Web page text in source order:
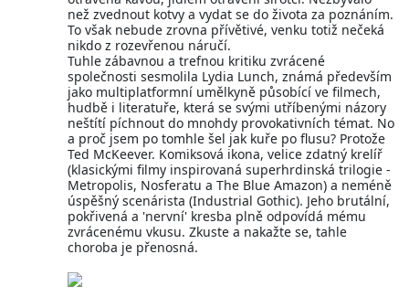
než zvednout kotvy a vydat se do života za poznáním.
To však nebude zrovna přívětivé, venku totiž nečeká
nikdo z rozevřenou náručí.
Tuhle zábavnou a trefnou kritiku zvrácené
společnosti sesmolila Lydia Lunch, známá především
jako multiplatformní umělkyně působící ve filmech,
hudbě i literatuře, která se svými utříbenými názory
neštítí píchnout do mnohdy provokativních témat. No
a proč jsem po tomhle šel jak kuře po flusu? Protože
Ted McKeever. Komiksová ikona, velice zdatný krelíř
(klasickými filmy inspirovaná superhrdinská trilogie -
Metropolis, Nosferatu a The Blue Amazon) a neméně
úspěšný scenárista (Industrial Gothic). Jeho brutální,
pokřivená a 'nervní' kresba plně odpovídá mému
zvrácenému vkusu. Zkuste a nakažte se, tahle
choroba je přenosná.